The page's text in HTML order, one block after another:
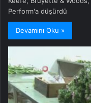
Perform'a düşürdü
Devamını Oku »